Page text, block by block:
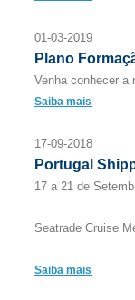
01-03-2019
Plano
Venha conhecer a
Saiba mais
17-09-2018
Portugal
17 a 21 de
Seatrade Cruise
Saiba mais